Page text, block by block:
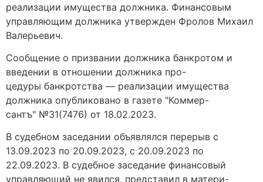
реализации имущества должника. Финансовым
управляющим должника утвержден Фролов Михаил
Валерьевич.
Сообщение о призвании должника банкротом и
введении в отношении должника про-
цедуры банкротства — реализации имущества
должника опубликовано в газете "Коммер-
сантъ" №31(7476) от 18.02.2023.
В судебном заседании объявлялся перерыв с
13.09.2023 по 20.09.2023, с 20.09.2023 по
22.09.2023. В судебное заседание финансовый
управляющий не явился, представил в матери-